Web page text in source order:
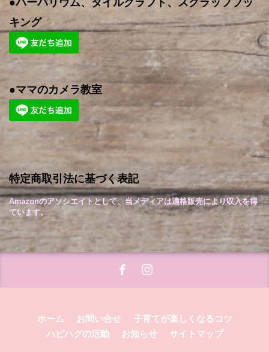
キング
●ママのカメラ教室
特定商取引法に基づく表記
Amazonのアソシエイトとして、当メディアは適格販売により収入を得
ています。
ホーム お問い合せ
子育てが楽しくなるコツ
ハピハグの活動
お知らせ サイトマップ